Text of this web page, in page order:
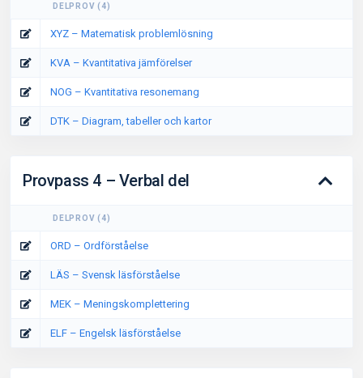
DELPROV (4)
XYZ – Matematisk problemlösning
KVA – Kvantitativa jämförelser
NOG – Kvantitativa resonemang
DTK – Diagram, tabeller och kartor
Provpass 4 – Verbal del
DELPROV (4)
ORD – Ordförståelse
LÄS – Svensk läsförståelse
MEK – Meningskomplettering
ELF – Engelsk läsförståelse